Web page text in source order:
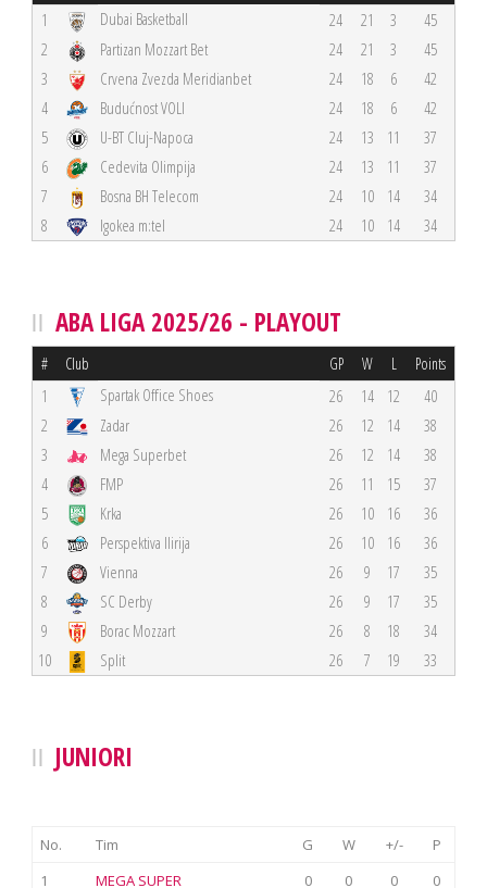
1 Dubai Basketball 24 21 3
45
2
Partizan Mozzart Bet 24 21 3
45
3
Crvena Zvezda Meridianbet 24 18 6
42
4
Budućnost VOLI 24 18 6
42
5
U-BT Cluj-Napoca 24 13 11
37
6
Cedevita Olimpija 24 13 11
37
7
Bosna BH Telecom 24 10 14
34
8
Igokea m:tel 24 10 14 34
ABA LIGA 2025/26 - PLAYOUT
# Club GP W L Points
1 Spartak Office Shoes 26 14 12
40
2
Zadar 26 12 14
38
3
Mega Superbet 26 12 14
38
4
FMP 26 11 15
37
5
Krka 26 10 16
36
6
Perspektiva Ilirija 26 10 16
36
7
Vienna 26 9 17
35
8
SC Derby 26 9 17
35
9
Borac Mozzart 26 8 18
34
10
Split 26 7 19 33
JUNIORI
No. Tim G W +/-
P
1
MEGA SUPER 0 0 0 0